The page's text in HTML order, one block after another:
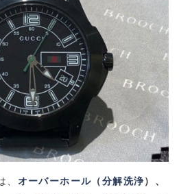
、 オーバーホール（分解洗浄）、